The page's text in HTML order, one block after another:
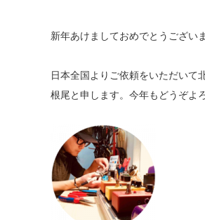
新年あけましておめでとうございま
日本全国よりご依頼をいただいて
根尾と申します。今年もどうぞよ